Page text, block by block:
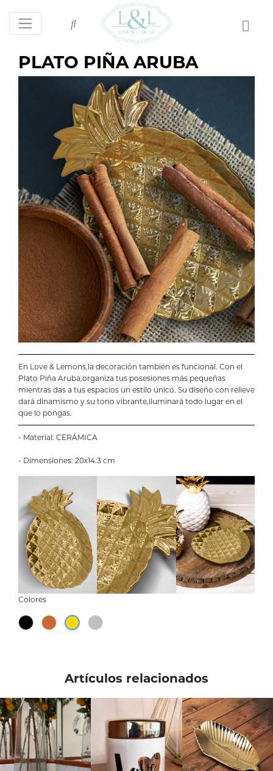
Artículos relacionados
PLATO PIÑA ARUBA
En Love & Lemons,la decoración también es funcional. Con el
Plato Piña Aruba,organiza tus posesiones más pequeñas
mientras das a tus espacios un estilo único. Su diseño con relieve
dará dinamismo y su tono vibrante,iluminará todo lugar en el
que lo pongas.
- Material: CERÁMICA
- Dimensiones: 20x14.3 cm
Colores